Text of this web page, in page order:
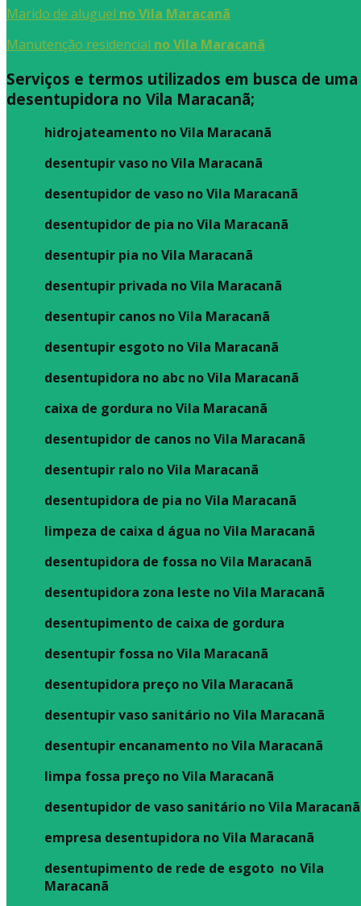
Marido de aluguel no Vila Maracanã
Manutenção residencial no Vila Maracanã
Serviços e termos utilizados em busca de uma
desentupidora no Vila Maracanã;
hidrojateamento no Vila Maracanã
desentupir vaso no Vila Maracanã
desentupidor de vaso no Vila Maracanã
desentupidor de pia no Vila Maracanã
desentupir pia no Vila Maracanã
desentupir privada no Vila Maracanã
desentupir canos no Vila Maracanã
desentupir esgoto no Vila Maracanã
desentupidora no abc no Vila Maracanã
caixa de gordura no Vila Maracanã
desentupidor de canos no Vila Maracanã
desentupir ralo no Vila Maracanã
desentupidora de pia no Vila Maracanã
limpeza de caixa d água no Vila Maracanã
desentupidora de fossa no Vila Maracanã
desentupidora zona leste no Vila Maracanã
desentupimento de caixa de gordura
desentupir fossa no Vila Maracanã
desentupidora preço no Vila Maracanã
desentupir vaso sanitário no Vila Maracanã
desentupir encanamento no Vila Maracanã
limpa fossa preço no Vila Maracanã
desentupidor de vaso sanitário no Vila Maracanã
empresa desentupidora no Vila Maracanã
desentupimento de rede de esgoto no Vila
Maracanã